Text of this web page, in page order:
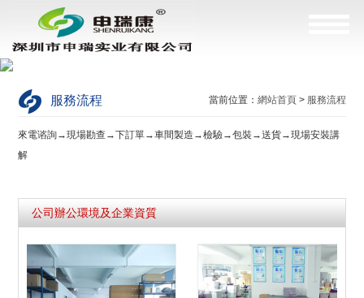
服務流程 當前位置： 網站首頁> 服務流程
來電谘詢→現場勘查→下訂單→車間製造→檢驗→包裝→送貨→現場安裝講
解
公司辦公環境及企業資質